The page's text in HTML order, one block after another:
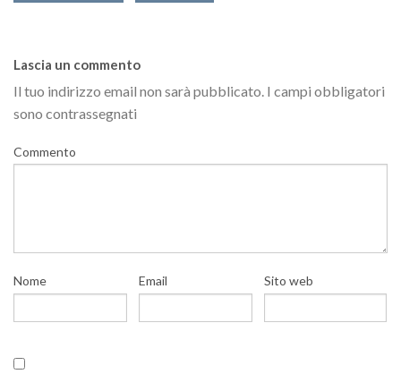
Lascia un commento
Il tuo indirizzo email non sarà pubblicato. I campi obbligatori
sono contrassegnati
Commento
Nome Email Sito web